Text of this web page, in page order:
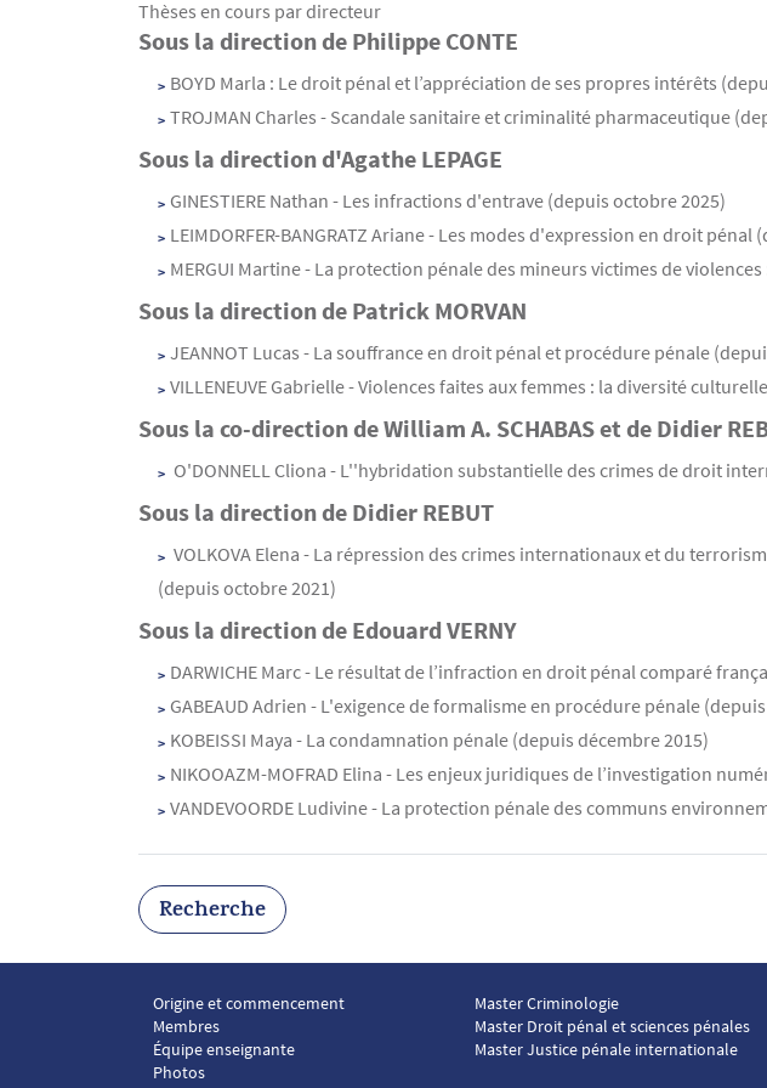
Thèses en cours par directeur
Texte
Sous la direction de Philippe CONTE
BOYD Marla : Le droit pénal et l’appréciation de ses propres intérêts
TROJMAN Charles - Scandale sanitaire et criminalité pharmaceutique
Sous la direction d'Agathe LEPAGE
GINESTIERE Nathan - Les infractions d'entrave (depuis octobre 2025)
LEIMDORFER-BANGRATZ Ariane - Les modes d'expression en droit pénal
MERGUI Martine - La protection pénale des mineurs victimes de
Sous la direction de Patrick MORVAN
JEANNOT Lucas - La souffrance en droit pénal et procédure pénale
VILLENEUVE Gabrielle - Violences faites aux femmes : la diversité
Sous la co-direction de William A. SCHABAS et de Didier
O'DONNELL Cliona - L''hybridation substantielle des crimes de droit
Sous la direction de Didier REBUT
VOLKOVA Elena - La répression des crimes internationaux et du
(depuis octobre 2021)
Sous la direction de Edouard VERNY
DARWICHE Marc - Le résultat de l’infraction en droit pénal comparé
GABEAUD Adrien - L'exigence de formalisme en procédure pénale
KOBEISSI Maya - La condamnation pénale (depuis décembre 2015)
NIKOOAZM-MOFRAD Elina - Les enjeux juridiques de l’investigation
VANDEVOORDE Ludivine - La protection pénale des communs
Recherche
Menu footer ICP 1
Origine et commencement
Membres
Équipe enseignante
Photos
Menu footer ICP 2
Master Criminologie
Master Droit pénal et sciences pénales
Master Justice pénale internationale